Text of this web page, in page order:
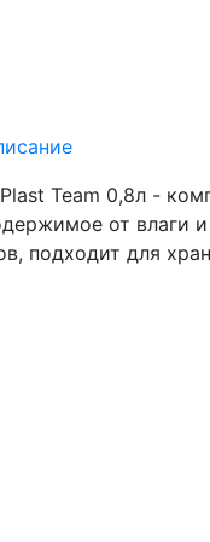
Team 0,8л -
от влаги
подходит для